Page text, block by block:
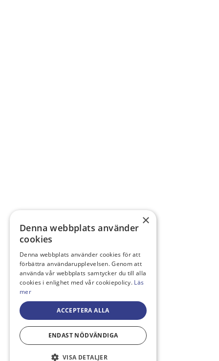
×
Denna webbplats använder
cookies
Denna webbplats använder cookies för att
förbättra användarupplevelsen. Genom att
använda vår webbplats samtycker du till alla
cookies i enlighet med vår cookiepolicy. Läs
mer
ACCEPTERA ALLA
ENDAST NÖDVÄNDIGA
VISA DETALJER